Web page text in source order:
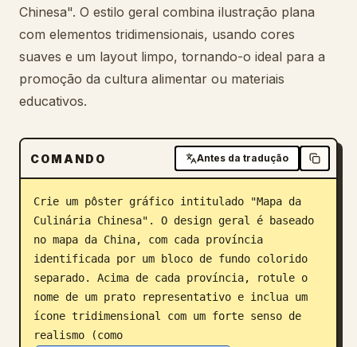
Atualizações
Chinesa". O estilo geral combina ilustração plana
com elementos tridimensionais, usando cores
suaves e um layout limpo, tornando-o ideal para a
promoção da cultura alimentar ou materiais
educativos.
COMANDO Antes da tradução
Crie um pôster gráfico intitulado "Mapa da
Culinária Chinesa". O design geral é baseado
no mapa da China, com cada província
identificada por um bloco de fundo colorido
separado. Acima de cada província, rotule o
nome de um prato representativo e inclua um
ícone tridimensional com um forte senso de
realismo (como